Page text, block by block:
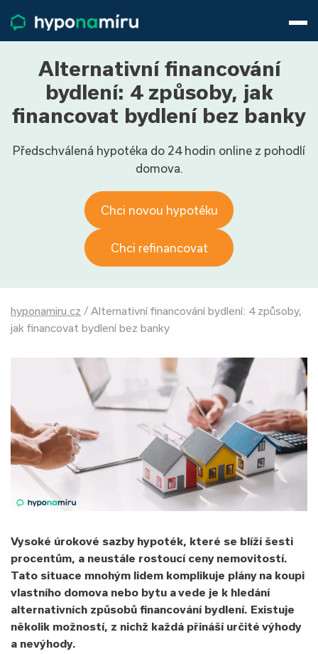
Životní pojištění
Pojištění nemovitosti
Články
O nás
9−16 hod.
Přihlásit
Alternativní financování
bydlení: 4 způsoby, jak
financovat bydlení bez banky
Předschválená hypotéka do 24 hodin online z pohodlí
domova.
Chci novou hypotéku
Chci refinancovat
hyponamiru.cz / Alternativní financování bydlení: 4 způsoby,
jak financovat bydlení bez banky
Vysoké úrokové sazby hypoték, které se blíží šesti
procentům, a neustále rostoucí ceny nemovitostí.
Tato situace mnohým lidem komplikuje plány na koupi
vlastního domova nebo bytu a vede je k hledání
alternativních způsobů financování bydlení. Existuje
několik možností, z nichž každá přináší určité výhody
a nevýhody.